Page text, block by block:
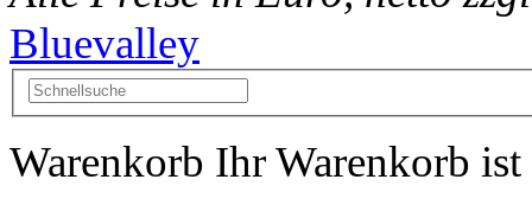
Bluevalley
Warenkorb Ihr Warenkorb ist